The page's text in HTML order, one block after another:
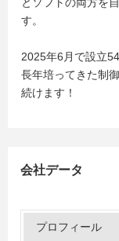
す。
2025年6月で設立
長年培ってきた制
続けます！
会社データ
プロフィール